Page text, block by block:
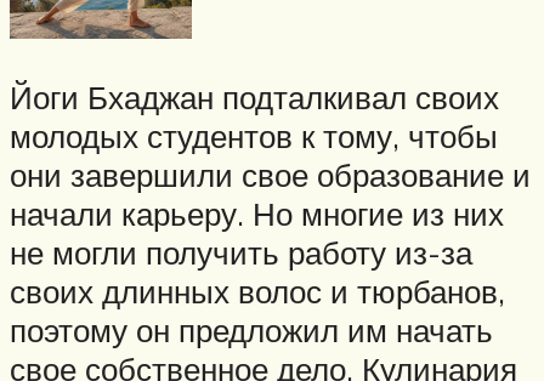
Йоги Бхаджан подталкивал своих
молодых студентов к тому, чтобы
они завершили свое образование и
начали карьеру. Но многие из них
не могли получить работу из-за
своих длинных волос и тюрбанов,
поэтому он предложил им начать
свое собственное дело. Кулинария